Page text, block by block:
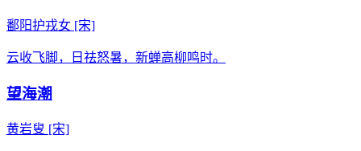
鄱阳护戎女 [宋]
云收飞脚，日祛怒暑，新蝉高柳鸣时。
望海潮
黄岩叟 [宋]